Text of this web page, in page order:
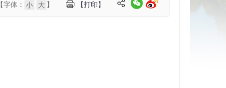
【打印】
【字体： 小 大 】